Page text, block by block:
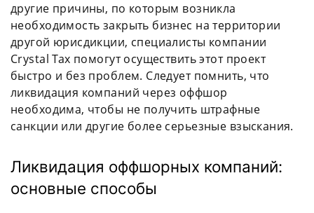
другие причины, по которым возникла
необходимость закрыть бизнес на территории
другой юрисдикции, специалисты компании
Crystal Tax помогут осуществить этот проект
быстро и без проблем. Следует помнить, что
ликвидация компаний через оффшор
необходима, чтобы не получить штрафные
санкции или другие более серьезные взыскания.
Ликвидация оффшорных компаний:
основные способы